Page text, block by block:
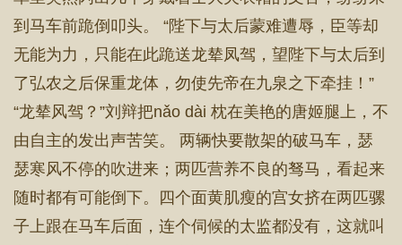
到马车前跪倒叩头。 “陛下与太后蒙难遭辱，臣等却
无能为力，只能在此跪送龙辇凤驾，望陛下与太后到
了弘农之后保重龙体，勿使先帝在九泉之下牵挂！”
“龙辇风驾？”刘辩把nǎo dài 枕在美艳的唐姬腿上，不
由自主的发出声苦笑。 两辆快要散架的破马车，瑟
瑟寒风不停的吹进来；两匹营养不良的驽马，看起来
随时都有可能倒下。四个面黄肌瘦的宫女挤在两匹骡
子上跟在马车后面，连个伺候的太监都没有，这就叫